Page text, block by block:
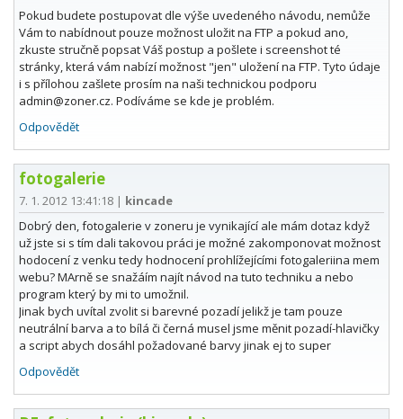
Pokud budete postupovat dle výše uvedeného návodu, nemůže
Vám to nabídnout pouze možnost uložit na FTP a pokud ano,
zkuste stručně popsat Váš postup a pošlete i screenshot té
stránky, která vám nabízí možnost "jen" uložení na FTP. Tyto údaje
i s přílohou zašlete prosím na naši technickou podporu
admin@zoner.cz. Podíváme se kde je problém.
Odpovědět
fotogalerie
7. 1. 2012 13:41:18 | kincade
Dobrý den, fotogalerie v zoneru je vynikající ale mám dotaz když
už jste si s tím dali takovou práci je možné zakomponovat možnost
hodocení z venku tedy hodnocení prohlížejícími fotogaleriina mem
webu? MArně se snažáím najít návod na tuto techniku a nebo
program který by mi to umožnil.
Jinak bych uvítal zvolit si barevné pozadí jelikž je tam pouze
neutrální barva a to bílá či černá musel jsme měnit pozadí-hlavičky
a script abych dosáhl požadované barvy jinak ej to super
Odpovědět